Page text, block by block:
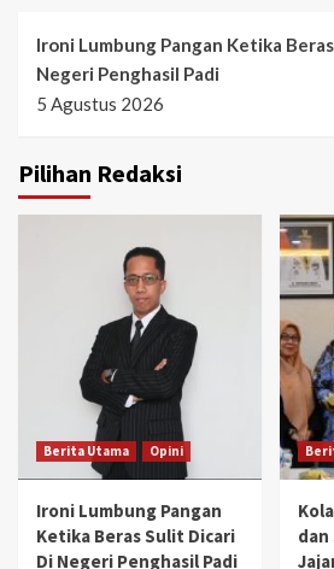
Ironi Lumbung Pangan Ketika
Negeri Penghasil Padi
5 Agustus 2026
Pilihan Redaksi
Berita Utama Opini
Ironi Lumbung Pangan
Ketika Beras Sulit Dicari
Di Negeri Penghasil Padi
dan